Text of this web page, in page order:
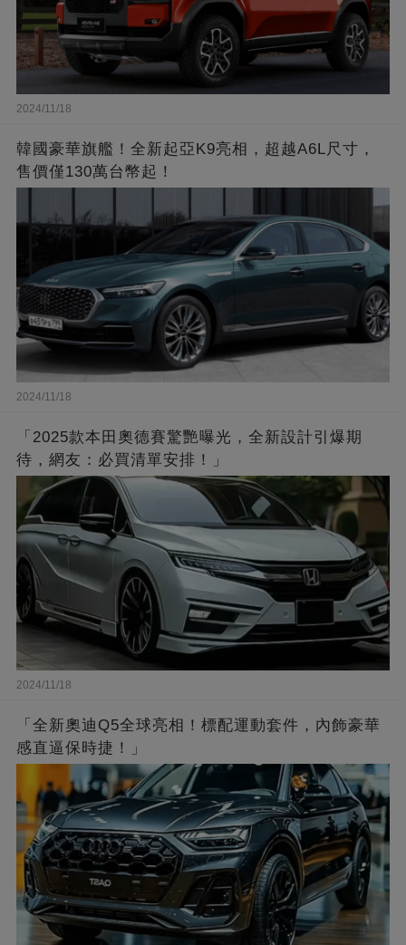
2024/11/18
韓國豪華旗艦！全新起亞K9亮相，超越A6L尺寸，
售價僅130萬台幣起！
2024/11/18
「2025款本田奧德賽驚艷曝光，全新設計引爆期
待，網友：必買清單安排！」
2024/11/18
「全新奧迪Q5全球亮相！標配運動套件，內飾豪華
感直逼保時捷！」